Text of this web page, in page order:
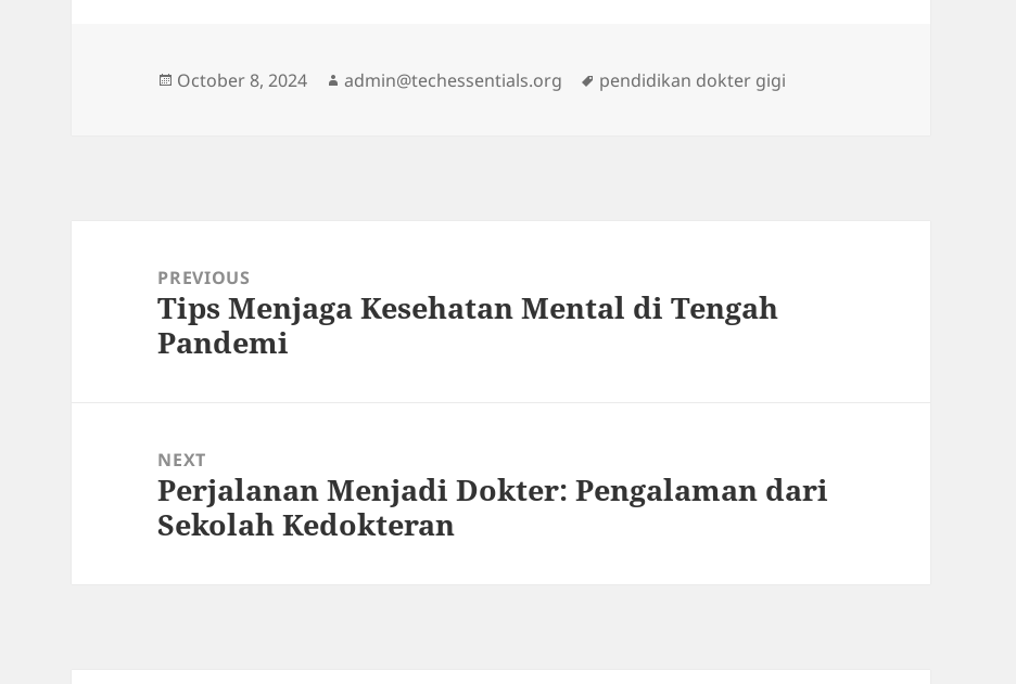
Posted
October 8, 2024 Author
admin@techessentials.org Tags
pendidikan dokter gigi
navigationPREVIOUS
Previous
post:
Tips Menjaga Kesehatan Mental di Tengah
Pandemi
NEXT
Next
post:
Perjalanan Menjadi Dokter: Pengalaman dari
Sekolah Kedokteran